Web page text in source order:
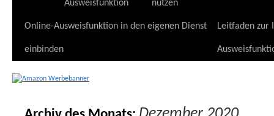
springen
Ausweisfunktion nutzen
Online-Ausweisfunktion in den eigenen Dienst
einbinden
Leitfaden zur